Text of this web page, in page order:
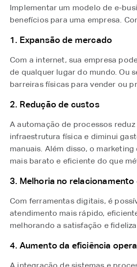
Implementar um modelo de e-
benefícios para uma empresa.
1. Expansão de mercado
Com a internet, sua empresa
de qualquer lugar do mundo. Ou
barreiras físicas para vender ou
2. Redução de custos
A automação de processos
infraestrutura física e diminui
manuais. Além disso, o
mais barato e eficiente do que
3. Melhoria no
Com ferramentas digitais, é
atendimento mais rápido,
melhorando a satisfação e
4. Aumento da eficiência